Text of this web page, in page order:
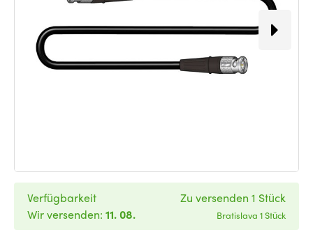
Verfügbarkeit
Wir versenden: 11. 08.
Zu versenden 1 Stück
Bratislava 1 Stück